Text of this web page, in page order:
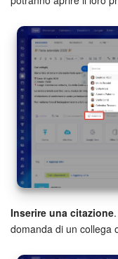
Inserire una citazione
domanda di un collega